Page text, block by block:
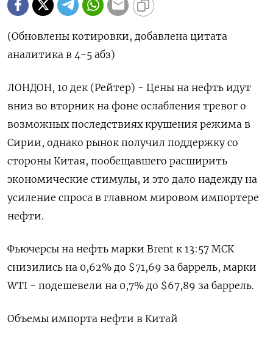
(Обновлены котировки, добавлена цитата
аналитика в 4-5 абз)
ЛОНДОН, 10 дек (Рейтер) - Цены на нефть идут
вниз во вторник на фоне ослабления тревог о
возможных последствиях крушения режима в
Сирии, однако рынок получил поддержку со
стороны Китая, пообещавшего расширить
экономические стимулы, и это дало надежду на
усиление спроса в главном мировом импортере
нефти.
Фьючерсы на нефть марки Brent к 13:57 МСК
снизились на 0,62% до $71,69 за баррель, марки
WTI - подешевели на 0,7% до $67,89 за баррель.
Объемы импорта нефти в Китай